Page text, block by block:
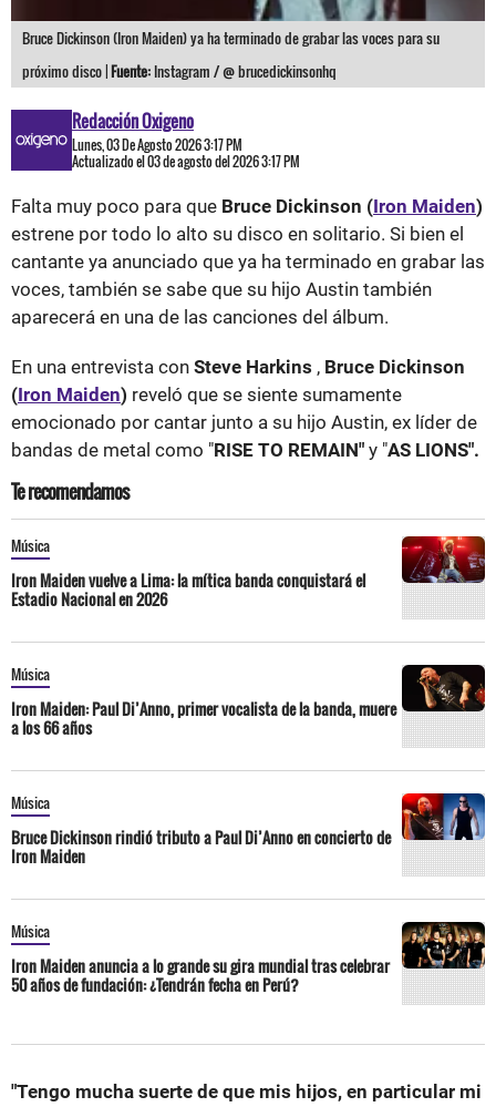
Bruce Dickinson (Iron Maiden) ya ha terminado de grabar las voces para su
próximo disco |Fuente: Instagram / @ brucedickinsonhq
Redacción Oxigeno
Lunes, 03 De Agosto 2026 3:17 PM
Actualizado el 03 de agosto del 2026 3:17 PM
Falta muy poco para que Bruce Dickinson (Iron Maiden)
estrene por todo lo alto su disco en solitario. Si bien el
cantante ya anunciado que ya ha terminado en grabar las
voces, también se sabe que su hijo Austin también
aparecerá en una de las canciones del álbum.
En una entrevista con Steve Harkins , Bruce Dickinson
(Iron Maiden) reveló que se siente sumamente
emocionado por cantar junto a su hijo Austin, ex líder de
bandas de metal como "RISE TO REMAIN" y "AS LIONS".
Te recomendamos
Música
Iron Maiden vuelve a Lima: la mítica banda conquistará el
Estadio Nacional en 2026
Música
Iron Maiden: Paul Di’Anno, primer vocalista de la banda, muere
a los 66 años
Música
Bruce Dickinson rindió tributo a Paul Di’Anno en concierto de
Iron Maiden
Música
Iron Maiden anuncia a lo grande su gira mundial tras celebrar
50 años de fundación: ¿Tendrán fecha en Perú?
"Tengo mucha suerte de que mis hijos, en particular mi